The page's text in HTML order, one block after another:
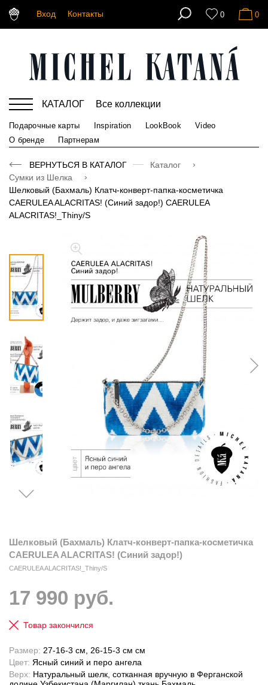
Вход Контакты 0 0
КАТАЛОГ Все коллекции
Подарочные карты Inspiration LookBook
Video
О бренде
Партнерам
ВЕРНУТЬСЯ В КАТАЛОГ
Каталог
Сумки из Шелка
Шелковый (Бахмаль) Клатч-конверт-папка-косметичка
CAERULEA ALACRITAS! (Синий задор!) CAERULEA
ALACRITAS!_Thiny/S
Шелковый (Бахмаль) Клатч-конверт-папка-косметичка
CAERULEA ALACRITAS! (Синий задор!)
CAERULEA ALACRITAS!_Thiny/S
17 990 руб.
Товар закончился
Размер: 27-16-3 см, 26-15-3 см см
Цвет: Ясный синий и перо ангела
Верх: Натуральный шелк, сотканная вручную в Ферганской